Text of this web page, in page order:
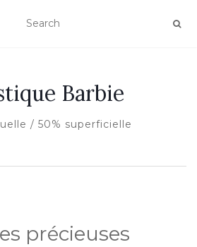
LA NAVIGATION
Barbie
/ 50% superficielle
précieuses